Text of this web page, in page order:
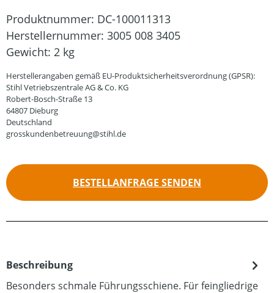
Produktnummer: DC-100011313
Herstellernummer: 3005 008 3405
Gewicht: 2 kg
Herstellerangaben gemäß EU-Produktsicherheitsverordnung (GPSR):
Stihl Vetriebszentrale AG & Co. KG
Robert-Bosch-Straße 13
64807 Dieburg
Deutschland
grosskundenbetreuung@stihl.de
BESTELLANFRAGE SENDEN
Beschreibung
Besonders schmale Führungsschiene. Für feingliedrige